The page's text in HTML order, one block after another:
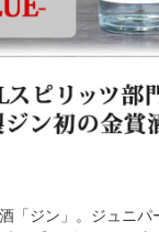
「ジン」。ジュニパ